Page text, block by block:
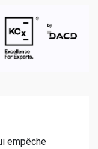
empêche